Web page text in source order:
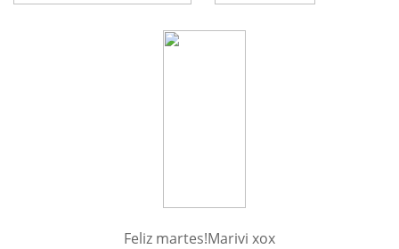
Feliz martes!Marivi xox